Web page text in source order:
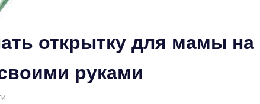
открытку для мамы на
руками
Елена